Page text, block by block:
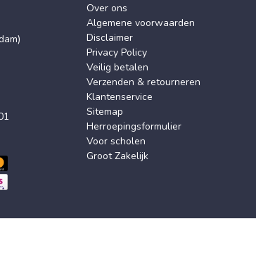
Over ons
Algemene voorwaarden
Disclaimer
Privacy Policy
Veilig betalen
Verzenden & retourneren
Klantenservice
Sitemap
Herroepingsformulier
Voor scholen
Groot Zakelijk